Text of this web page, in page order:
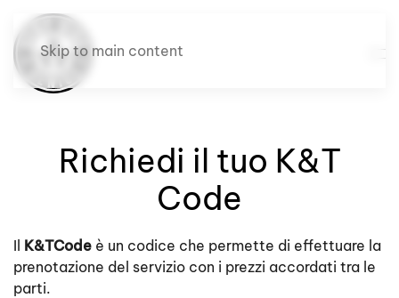
Skip to main content
Richiedi il tuo K&T
Code
Il K&TCode è un codice che permette di effettuare la
prenotazione del servizio con i prezzi accordati tra le
parti.